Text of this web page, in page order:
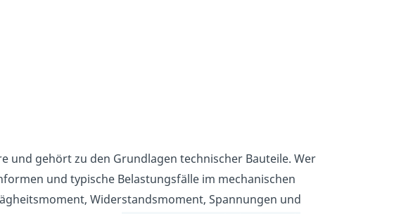
und gehört zu den Grundlagen technischer Bauteile. Wer
und typische Belastungsfälle im mechanischen
Widerstandsmoment, Spannungen und